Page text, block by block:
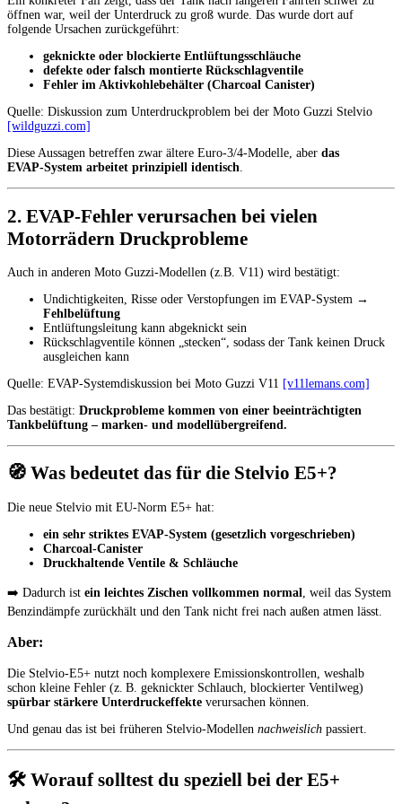
öffnen war, weil der Unterdruck zu groß wurde. Das wurde dort auf
folgende Ursachen zurückgeführt:
geknickte oder blockierte Entlüftungsschläuche
defekte oder falsch montierte Rückschlagventile
Fehler im Aktivkohlebehälter (Charcoal Canister)
Quelle: Diskussion zum Unterdruckproblem bei der Moto Guzzi Stelvio
[wildguzzi.com]
Diese Aussagen betreffen zwar ältere Euro‑3/4‑Modelle, aber das
EVAP‑System arbeitet prinzipiell identisch.
2. EVAP‑Fehler verursachen bei vielen
Motorrädern Druckprobleme
Auch in anderen Moto Guzzi‑Modellen (z.B. V11) wird bestätigt:
Undichtigkeiten, Risse oder Verstopfungen im EVAP‑System →
Fehlbelüftung
Entlüftungsleitung kann abgeknickt sein
Rückschlagventile können „stecken“, sodass der Tank keinen Druck
ausgleichen kann
Quelle: EVAP‑Systemdiskussion bei Moto Guzzi V11 [v11lemans.com]
Das bestätigt: Druckprobleme kommen von einer beeinträchtigten
Tankbelüftung – marken- und modellübergreifend.
🧭 Was bedeutet das für die Stelvio E5+?
Die neue Stelvio mit EU‑Norm E5+ hat:
ein sehr striktes EVAP-System (gesetzlich vorgeschrieben)
Charcoal-Canister
Druckhaltende Ventile & Schläuche
➡️ Dadurch ist ein leichtes Zischen vollkommen normal
, weil das System
Benzindämpfe zurückhält und den Tank nicht frei nach außen atmen lässt.
Aber:
Die Stelvio-E5+ nutzt noch komplexere Emissionskontrollen, weshalb
schon kleine Fehler (z. B. geknickter Schlauch, blockierter Ventilweg)
spürbar stärkere Unterdruckeffekte verursachen können.
Und genau das ist bei früheren Stelvio‑Modellen nachweislich passiert.
🛠️ Worauf solltest du speziell bei der E5+